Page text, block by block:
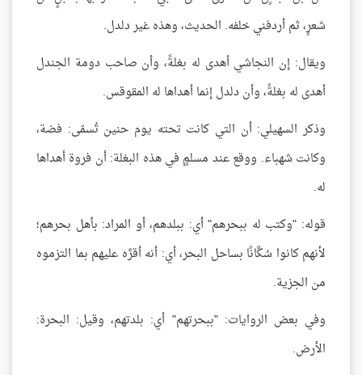
شعرٍ، ثم أردفني خلفه. الحديث، وهذه غير دلدل.
ويقال: إن النجاشي أهدى له بغلةً، وأن صاحب دومة الجندل
أهدى له بغلةً، وأن دلدل إنما أهداها له المقوقس.
وذكر السهيلي: أن التي كانت تحته يوم حنين تُسمّى: فضة،
وكانت شهباء. ووقع عند مسلمٍ في هذه البغلة: أن فروة أهداها
له.
قوله: "وكتب له ببحرهم" أي: ببلدهم، أو المراد: بأهل بحرهم؛
لأنهم كانوا سُكَّانًا بساحل البحر، أي: أنه أقرَّه عليهم بما التزموه
من الجزية.
وفي بعض الروايات: "ببحرتهم" أي: بلدتهم، وقيل: البحرة:
الأرض.